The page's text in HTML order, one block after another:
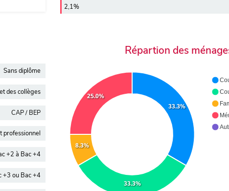
2,1%
Sans diplôme
des collèges
CAP / BEP
professionnel
+2 à Bac +4
+3 ou Bac +4
Répartion des
33.3%
33.3%
8.3%
25.0%